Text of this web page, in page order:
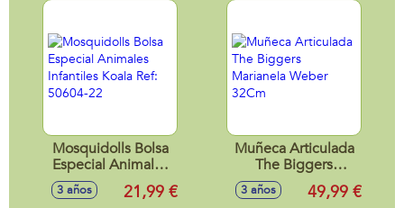
8106-22
Mosquidolls Bolsa
Especial Animales
Infantiles Koala Ref:
50604-22
3 años 21,99 €
Muñeca Articulada
The Biggers
Marianela Weber
32Cm
3 años 49,99 €